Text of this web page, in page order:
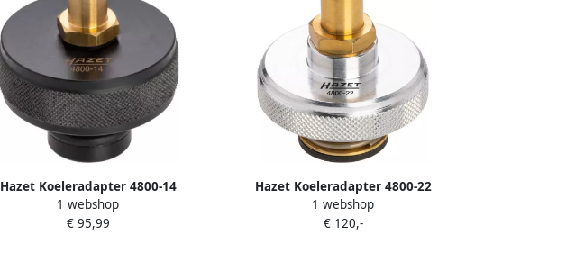
Hazet Koeleradapter 4800-14
1 webshop
€ 95,99
Hazet Koeleradapter 4800-22
1 webshop
€ 120,-